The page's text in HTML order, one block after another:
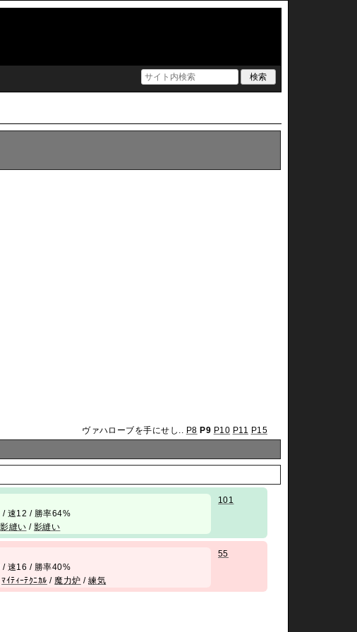
ヴァハローブを手にせし.. P8 P9 P10 P11 P15
速12 / 勝率64%
影縫い / 影縫い
101
速16 / 勝率40%
ﾏｲﾃｨｰﾃｸﾆｶﾙ / 魔力炉 /練気
55